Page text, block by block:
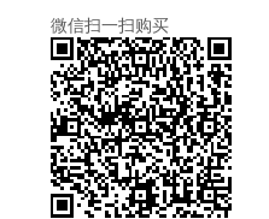
微信扫一扫购买